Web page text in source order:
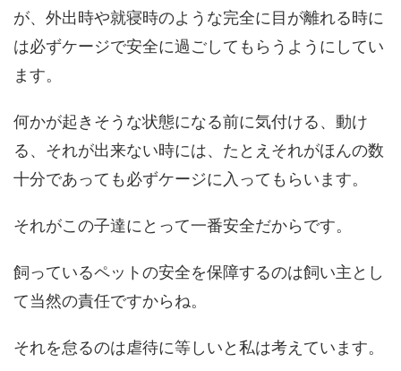
が、外出時や就寝時のような完全に目が離れる時に
は必ずケージで安全に過ごしてもらうようにしてい
ます。
何かが起きそうな状態になる前に気付ける、動け
る、それが出来ない時には、たとえそれがほんの数
十分であっても必ずケージに入ってもらいます。
それがこの子達にとって一番安全だからです。
飼っているペットの安全を保障するのは飼い主とし
て当然の責任ですからね。
それを怠るのは虐待に等しいと私は考えています。